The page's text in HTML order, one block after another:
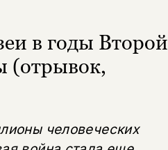
в годы Второй
(отрывок,
человеческих